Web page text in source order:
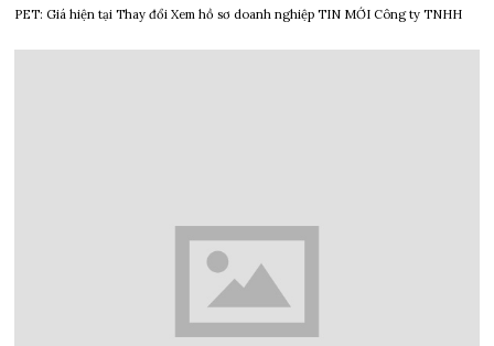
PET: Giá hiện tại Thay đổi Xem hồ sơ doanh nghiệp TIN MỚI Công ty TNHH